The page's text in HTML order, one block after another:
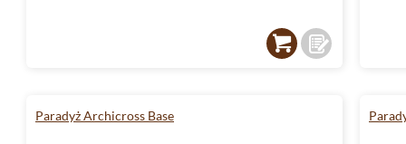
Paradyż Archicross Base